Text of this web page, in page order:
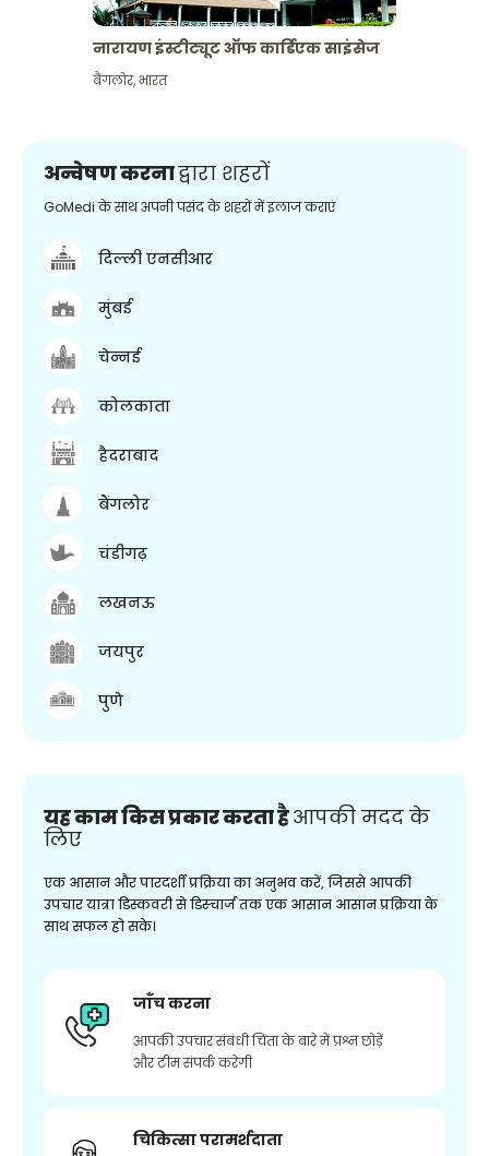
नारायण इंस्टीट्यूट ऑफ कार्डिएक साइंसेज
बैंगलोर,भारत
अन्वेषण करनाद्वारा शहरों
GoMedi के साथ अपनी पसंद के शहरों में इलाज कराएं
दिल्ली एनसीआर
मुंबई
चेन्नई
कोलकाता
हैदराबाद
बैंगलोर
चंडीगढ़
लखनऊ
जयपुर
पुणे
यह काम किस प्रकार करता हैआपकी मदद के
लिए
एक आसान और पारदर्शी प्रक्रिया का अनुभव करें, जिससे आपकी
उपचार यात्रा डिस्कवरी से डिस्चार्ज तक एक आसान आसान प्रक्रिया के
साथ सफल हो सके।
जाँच करना
आपकी उपचार संबंधी चिंता के बारे में प्रश्न छोड़ें
और टीम संपर्क करेगी
चिकित्सा परामर्शदाता